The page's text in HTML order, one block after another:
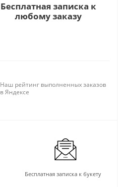
Бесплатная записка к
любому заказу
Наш рейтинг выполненных заказов
в Яндексе
Бесплатная записка к букету